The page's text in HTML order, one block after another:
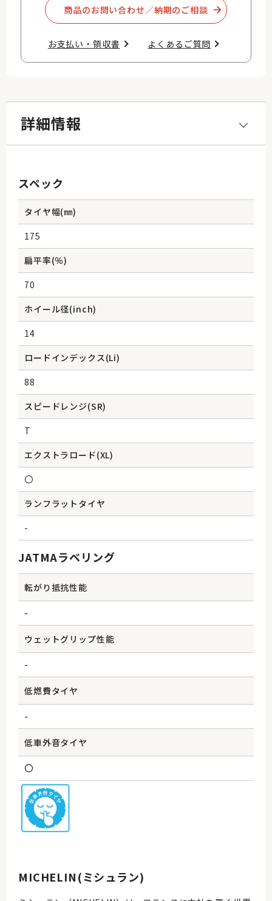
商品のお問い合わせ／納期のご相談​
お支払い・領収書​ よくあるご質問​
詳細情報
スペック
タイヤ幅(㎜)
175
扁平率(％)
70
ホイール径(inch)
14
ロードインデックス(Li)
88
スピードレンジ(SR)
T
エクストラロード(XL)
〇
ランフラットタイヤ
-
JATMAラベリング
転がり抵抗性能
-
ウェットグリップ性能
-
低燃費タイヤ
-
低車外音タイヤ
〇
MICHELIN(ミシュラン)